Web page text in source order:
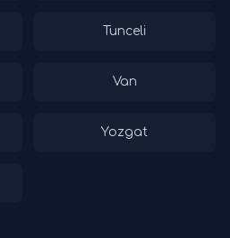
Tunceli
Van
Yozgat